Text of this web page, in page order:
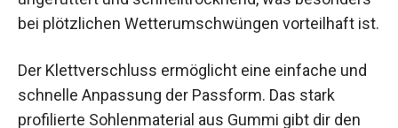
besonders bei plötzlichen Wetterumschwüngen
vorteilhaft ist.
Der Klettverschluss ermöglicht eine einfache und
schnelle Anpassung der Passform. Das stark